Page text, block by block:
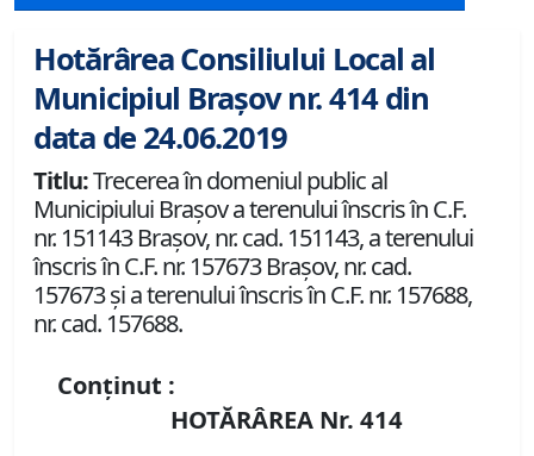
Hotărârea Consiliului Local al
Municipiul Brașov nr. 414 din
data de 24.06.2019
Titlu:Trecerea în domeniul public al
Municipiului Braşov a terenului înscris în C.F.
nr. 151143 Brașov, nr. cad. 151143, a terenului
înscris în C.F. nr. 157673 Brașov, nr. cad.
157673 și a terenului înscris în C.F. nr. 157688,
nr. cad. 157688.
Conținut :
HOTĂRÂREA Nr. 414